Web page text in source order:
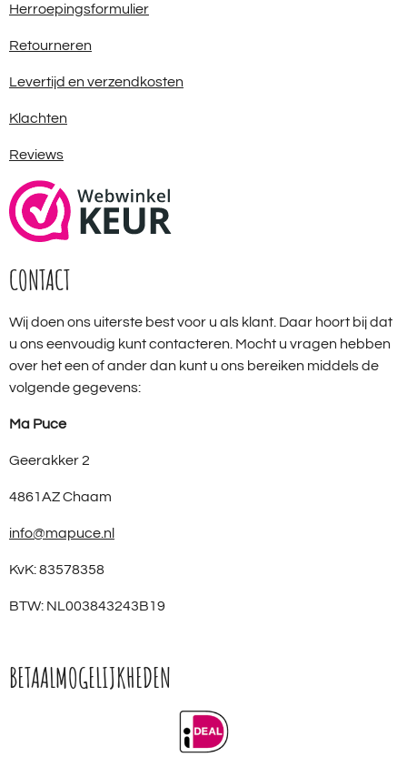
Herroepingsformulier
Retourneren
Levertijd en verzendkosten
Klachten
Reviews
CONTACT
Wij doen ons uiterste best voor u als klant. Daar hoort bij dat
u ons eenvoudig kunt contacteren. Mocht u vragen hebben
over het een of ander dan kunt u ons bereiken middels de
volgende gegevens:
Ma Puce
Geerakker 2
4861AZ Chaam
info@mapuce.nl
KvK: 83578358
BTW: NL003843243B19
BETAALMOGELIJKHEDEN